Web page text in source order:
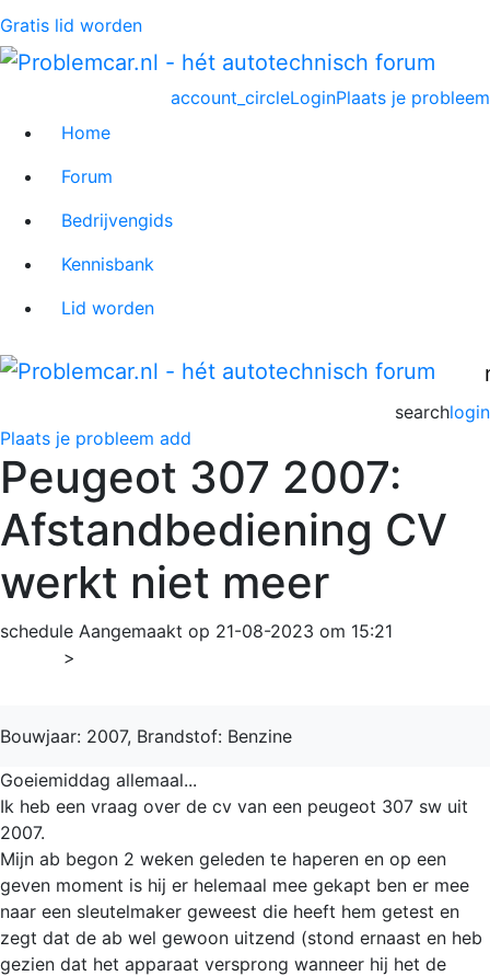
Gratis lid worden
Plaats je probleem
account_circleLogin
Home
Forum
Bedrijvengids
Kennisbank
Lid worden
login
search
Plaats je probleem add
Peugeot 307 2007:
Afstandbediening CV
werkt niet meer
schedule Aangemaakt op 21-08-2023 om 15:21
>
Bouwjaar: 2007, Brandstof: Benzine
Goeiemiddag allemaal...
Ik heb een vraag over de cv van een peugeot 307 sw uit
2007.
Mijn ab begon 2 weken geleden te haperen en op een
geven moment is hij er helemaal mee gekapt ben er mee
naar een sleutelmaker geweest die heeft hem getest en
zegt dat de ab wel gewoon uitzend (stond ernaast en heb
gezien dat het apparaat versprong wanneer hij het de